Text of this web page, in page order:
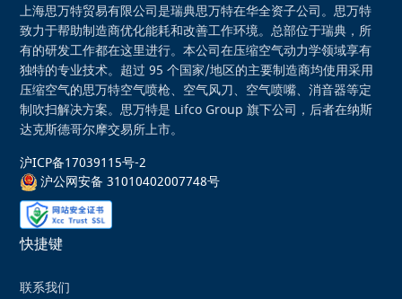
上海思万特贸易有限公司是瑞典思万特在华全资子公司。思万特
致力于帮助制造商优化能耗和改善工作环境。总部位于瑞典，所
有的研发工作都在这里进行。本公司在压缩空气动力学领域享有
独特的专业技术。超过 95 个国家/地区的主要制造商均使用采用
压缩空气的思万特空气喷枪、空气风刀、空气喷嘴、消音器等定
制吹扫解决方案。思万特是 Lifco Group 旗下公司，后者在纳斯
达克斯德哥尔摩交易所上市。
沪ICP备17039115号-2
沪公网安备 31010402007748号
快捷键
联系我们